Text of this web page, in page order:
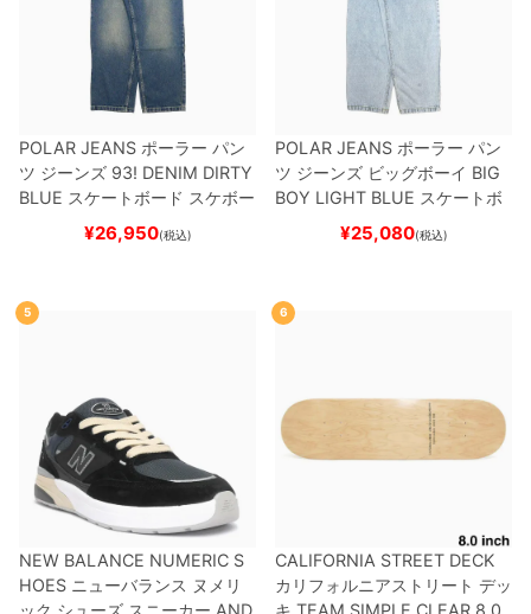
POLAR JEANS ポーラー パン
ツ ジーンズ 93! DENIM DIRTY
BLUE スケートボード スケボー
¥26,950(税込)
POLAR JEANS ポーラー パン
ツ ジーンズ ビッグボーイ BIG
BOY LIGHT BLUE スケートボ
ード スケボー
¥25,080(税込)
5
NEW BALANCE NUMERIC S
HOES ニューバランス ヌメリ
ック シューズ スニーカー AND
6
CALIFORNIA STREET DECK
カリフォルニアストリート デッ
キ TEAM SIMPLE CLEAR 8.0